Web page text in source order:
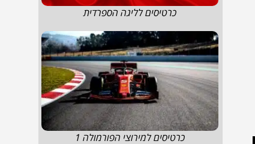
כרטיסים לליגה הספרדית
כרטיסים למירוצי הפורמולה 1